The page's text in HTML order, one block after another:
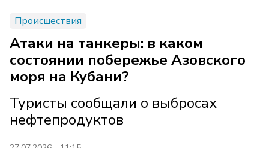
Происшествия
Атаки на танкеры: в каком
состоянии побережье Азовского
моря на Кубани?
Туристы сообщали о выбросах
нефтепродуктов